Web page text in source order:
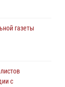
газеты
с